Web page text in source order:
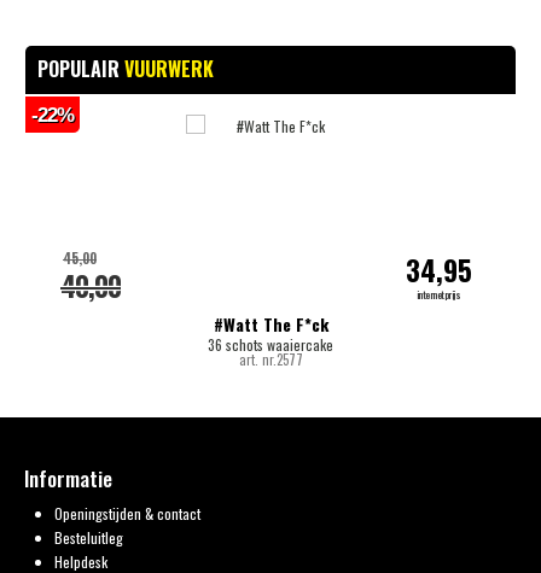
POPULAIR VUURWERK
#Watt The F*ck
36 schots waaiercake
art. nr.2577
40,00
45,00 34,95
internetprijs
-22%
Informatie
Openingstijden & contact
Besteluitleg
Helpdesk